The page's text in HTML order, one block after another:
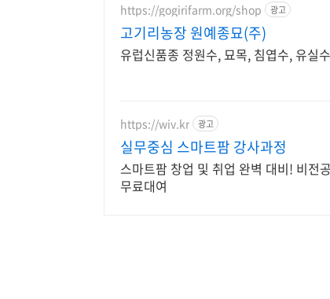
https://gogirifarm.org/shop 광고
고기리농장 원예종묘(주)
유럽신품종 정원수, 묘목, 침엽수, 유실
https://wiv.kr 광고
실무중심 스마트팜 강사과정
스마트팜 창업 및 취업 완벽 대비! 비전
무료대여